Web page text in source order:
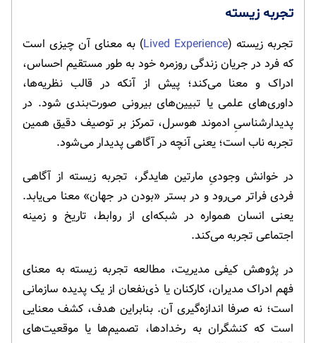
تجربه زیسته
تجربه زیسته (Lived Experience) به معنای آن چیزی است
که فرد در جریان زندگی روزمره خود به طور مستقیم احساس،
ادراک و معنا می‌کند؛ پیش از آنکه در قالب نظریه‌ها،
داوری‌های علمی یا تبیین‌های بیرونی صورت‌بندی شود. در
پدیدارشناسیِ ادموند هوسرل، تمرکز بر توصیف دقیق همین
تجربه ناب است؛ یعنی آنچه در آگاهی پدیدار می‌شود.
در خوانش وجودیِ مارتین هایدگر، تجربه زیسته از آگاهی
فردی فراتر می‌رود و در بستر «بودن در جهان» معنا می‌یابد.
یعنی انسان همواره در شبکه‌ای از روابط، تاریخ و زمینه
اجتماعی تجربه می‌کند.
در پژوهش کیفی مدیریت، مطالعه تجربه زیسته به معنای
فهم ادراک مدیران، کارکنان یا ذی‌نفعان از یک پدیده سازمانی
است؛ نه صرفا اندازه‌گیری آن. بنابراین هدف، کشف معنایی
است که کنشگران به رخدادها، تصمیم‌ها یا موقعیت‌های